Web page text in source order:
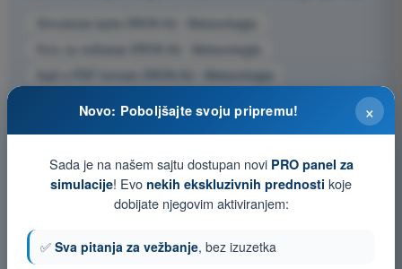
Simulacija ispita DRON A2 - Meteorologija
Kviz za vežbanje DRON A2 - Meteorologija
Ispit u PDF formatu DRON A2 - Meteorologija
×
Novo: Poboljšajte svoju pripremu!
Sada je na našem sajtu dostupan novi PRO panel za
simulacije! Evo nekih ekskluzivnih prednosti koje
dobijate njegovim aktiviranjem:
✅ Sva pitanja za vežbanje, bez izuzetka